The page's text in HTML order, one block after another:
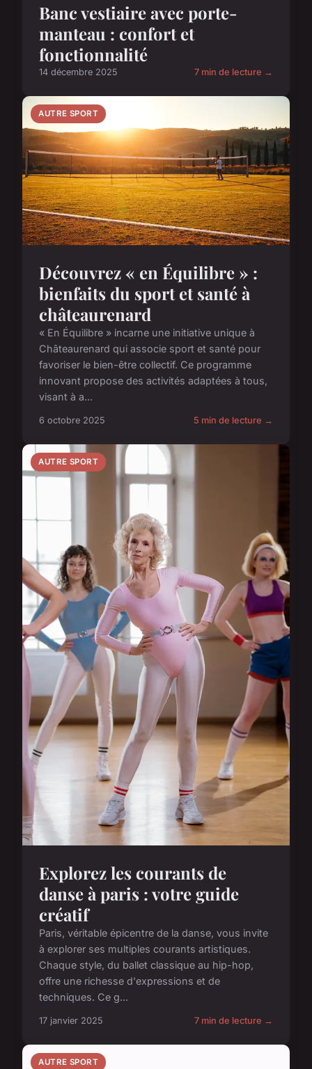
Banc vestiaire avec porte-
manteau : confort et
fonctionnalité
14 décembre 2025 7 min de lecture →
AUTRE SPORT
Découvrez « en Équilibre » :
bienfaits du sport et santé à
châteaurenard
« En Équilibre » incarne une initiative unique à
Châteaurenard qui associe sport et santé pour
favoriser le bien-être collectif. Ce programme
innovant propose des activités adaptées à tous,
visant à a...
6 octobre 2025 5 min de lecture →
AUTRE SPORT
Explorez les courants de
danse à paris : votre guide
créatif
Paris, véritable épicentre de la danse, vous invite
à explorer ses multiples courants artistiques.
Chaque style, du ballet classique au hip-hop,
offre une richesse d'expressions et de
techniques. Ce g...
17 janvier 2025 7 min de lecture →
AUTRE SPORT